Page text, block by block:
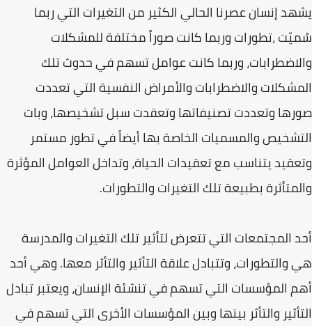
يشهد إنسان عصرنا الحالي الكثير من التغيرات التي ربما
سُميّت ،تطورات وربما كانت صوراً مختلفة للمشكلات
والاضطرابات، وربما كانت عوامل تسهم في حدوث تلك
المشكلات والاضطرابات والأمراض النفسية التي تعددت
صورها وتعددت تصنيفاتها وتعقدت سبل تشخيصها، وبات
التشخيص والمسميات الخاصة بها أيضاً في تطور مستمر
وتعقيد يتناسب مع تعقيدات الحياة، وتداخل العوامل المؤثرة
والمتأثرة بطبيعة تلك التغيرات والتطورات.
أحد المجتمعات التي تتعرض لتأثير تلك التغيرات والمدرسة
هي والتطورات، وتتبادل علاقة التأثير والتأثر معها. وهي أحد
أهم المؤسسات التي تسهم في تنشئة الإنسان، ويعتبر تبادل
التأثير والتأثر بينها وبين المؤسسات الأخرى التي تسهم في